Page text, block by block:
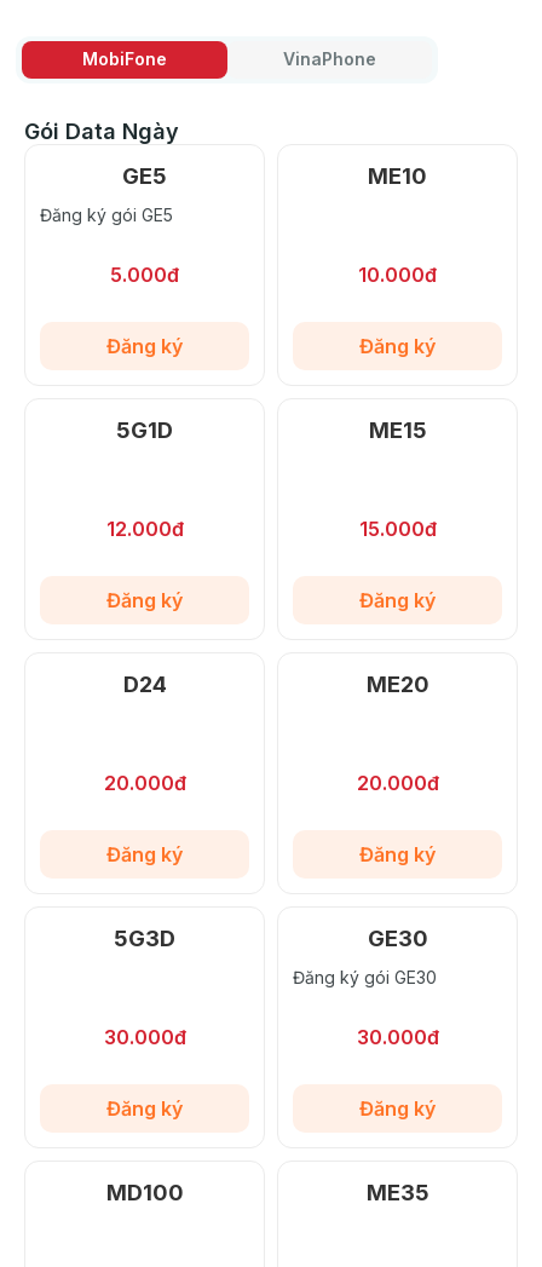
MobiFone VinaPhone
Gói Data Ngày
GE5
Đăng ký gói GE5
5.000đ
Đăng ký
ME10
10.000đ
Đăng ký
5G1D
12.000đ
Đăng ký
ME15
15.000đ
Đăng ký
D24
20.000đ
Đăng ký
ME20
20.000đ
Đăng ký
5G3D
30.000đ
Đăng ký
GE30
Đăng ký gói GE30
30.000đ
Đăng ký
MD100 ME35